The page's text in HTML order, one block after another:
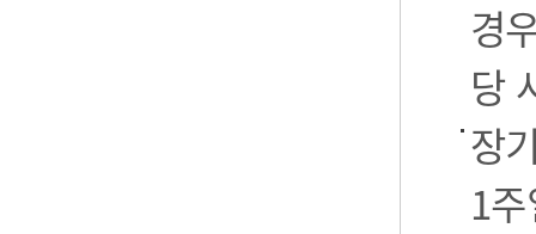
경
당
장
1